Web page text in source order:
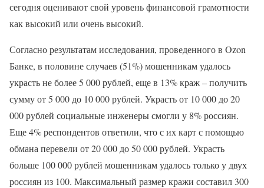
сегодня оценивают свой уровень финансовой грамотности
как высокий или очень высокий.
Согласно результатам исследования, проведенного в Ozon
Банке, в половине случаев (51%) мошенникам удалось
украсть не более 5 000 рублей, еще в 13% краж – получить
сумму от 5 000 до 10 000 рублей. Украсть от 10 000 до 20
000 рублей социальные инженеры смогли у 8% россиян.
Еще 4% респондентов ответили, что с их карт с помощью
обмана перевели от 20 000 до 50 000 рублей. Украсть
больше 100 000 рублей мошенникам удалось только у двух
россиян из 100. Максимальный размер кражи составил 300